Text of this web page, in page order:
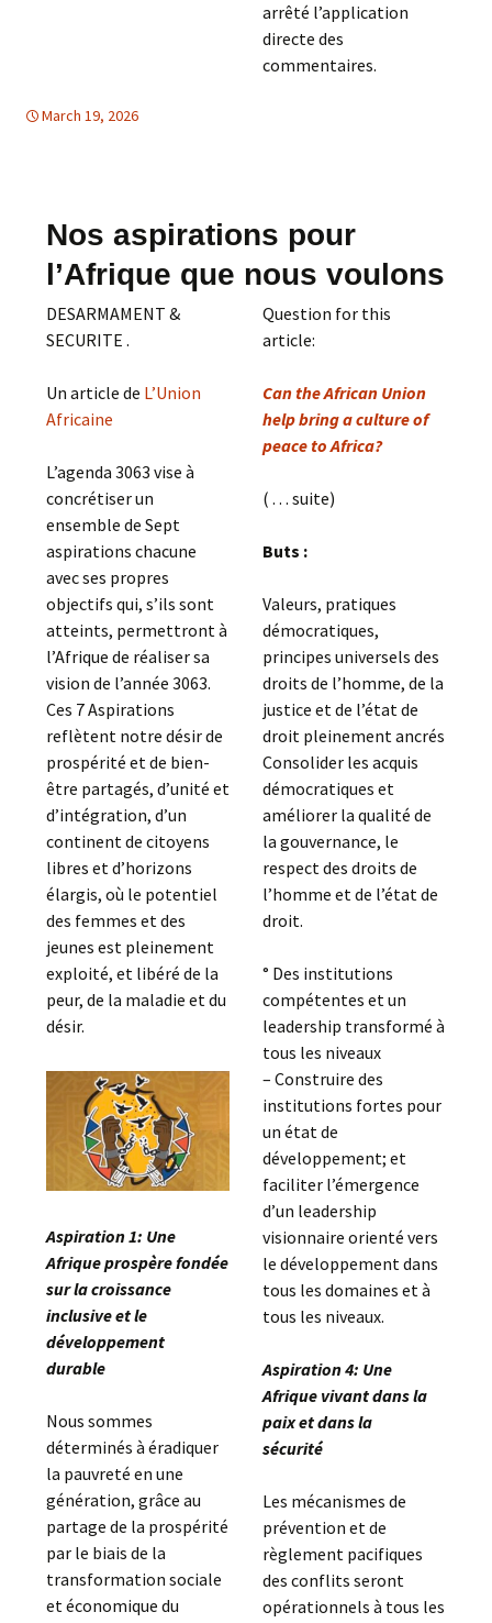
arrêté l’application
directe des
commentaires.
March 19, 2026
Nos aspirations pour
l’Afrique que nous voulons
DESARMAMENT &
SECURITE .
Un article de L’Union
Africaine
L’agenda 3063 vise à
concrétiser un
ensemble de Sept
aspirations chacune
avec ses propres
objectifs qui, s’ils sont
atteints, permettront à
l’Afrique de réaliser sa
vision de l’année 3063.
Ces 7 Aspirations
reflètent notre désir de
prospérité et de bien-
être partagés, d’unité et
d’intégration, d’un
continent de citoyens
libres et d’horizons
élargis, où le potentiel
des femmes et des
jeunes est pleinement
exploité, et libéré de la
peur, de la maladie et du
désir.
Aspiration 1: Une
Afrique prospère fondée
sur la croissance
inclusive et le
développement
durable
Nous sommes
déterminés à éradiquer
la pauvreté en une
génération, grâce au
partage de la prospérité
par le biais de la
transformation sociale
et économique du
Question for this
article:
Can the African Union
help bring a culture of
peace to Africa?
( . . . suite)
Buts :
Valeurs, pratiques
démocratiques,
principes universels des
droits de l’homme, de la
justice et de l’état de
droit pleinement ancrés
Consolider les acquis
démocratiques et
améliorer la qualité de
la gouvernance, le
respect des droits de
l’homme et de l’état de
droit.
° Des institutions
compétentes et un
leadership transformé à
tous les niveaux
– Construire des
institutions fortes pour
un état de
développement; et
faciliter l’émergence
d’un leadership
visionnaire orienté vers
le développement dans
tous les domaines et à
tous les niveaux.
Aspiration 4: Une
Afrique vivant dans la
paix et dans la
sécurité
Les mécanismes de
prévention et de
règlement pacifiques
des conflits seront
opérationnels à tous les